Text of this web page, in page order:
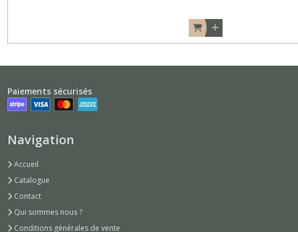
Paiements sécurisés
Navigation
Accueil
Catalogue
Contact
Qui sommes nous ?
Conditions générales de vente